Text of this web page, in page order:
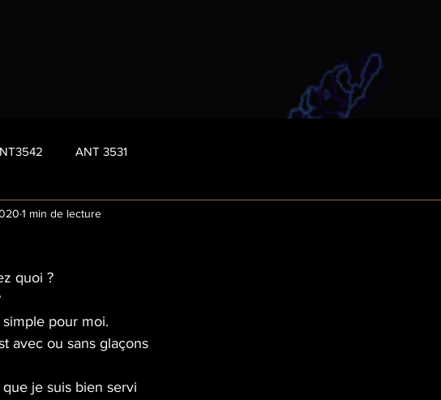
ANT 3531
1 min de lecture
quoi ?
pour moi.
avec ou sans glaçons
je suis bien servi